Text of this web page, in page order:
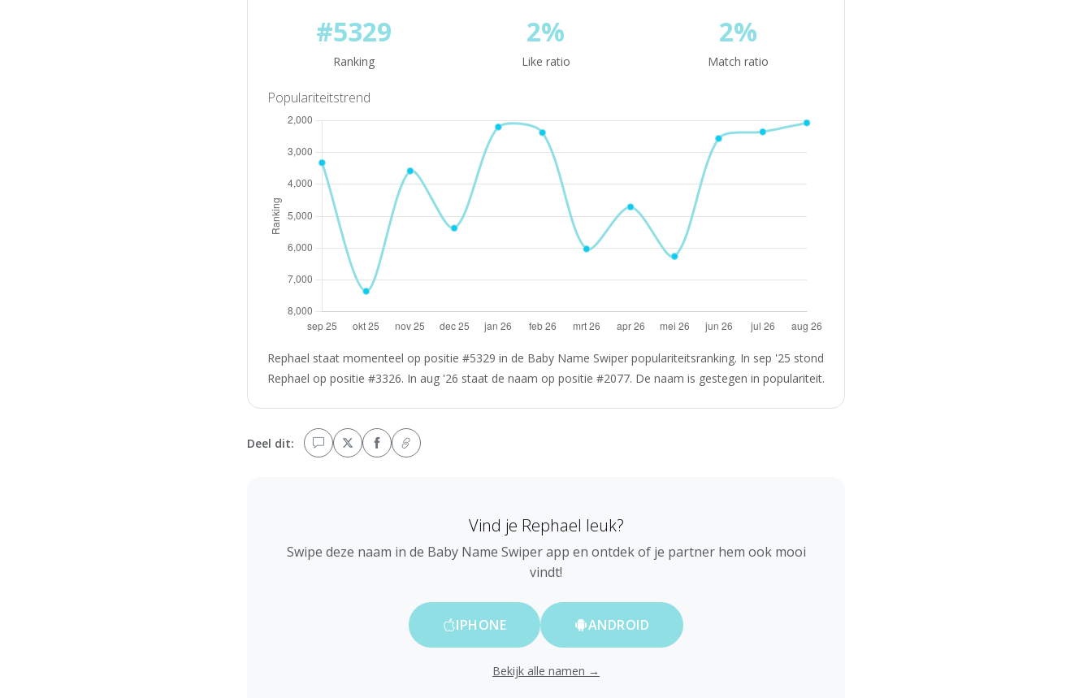
#5329
Ranking
2%
Like ratio
2%
Match ratio
Populariteitstrend
Rephael staat momenteel op positie #5329 in de Baby Name Swiper populariteitsranking. In sep '25 stond
Rephael op positie #3326. In aug '26 staat de naam op positie #2077. De naam is gestegen in populariteit.
Deel dit:
Vind je Rephael leuk?
Swipe deze naam in de Baby Name Swiper app en ontdek of je partner hem ook mooi
vindt!
IPHONE ANDROID
Bekijk alle namen →